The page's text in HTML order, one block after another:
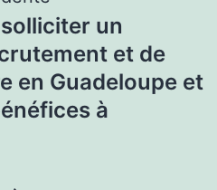
un
et de
en Guadeloupe et
à